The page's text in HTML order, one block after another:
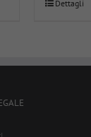
Dettagli